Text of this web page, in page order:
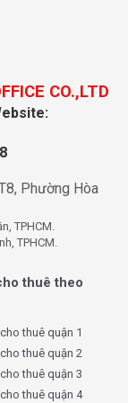
Kiệt, Quận 5
về các khu công
mặt bằng kinh
văn phòng mini,
phòng chia sẻ
của các doanh
linh hoạt
CO.,LTD
Phường Hòa
TPHCM.
TPHCM.
thuê theo
thuê quận 1
thuê quận 2
thuê quận 3
thuê quận 4